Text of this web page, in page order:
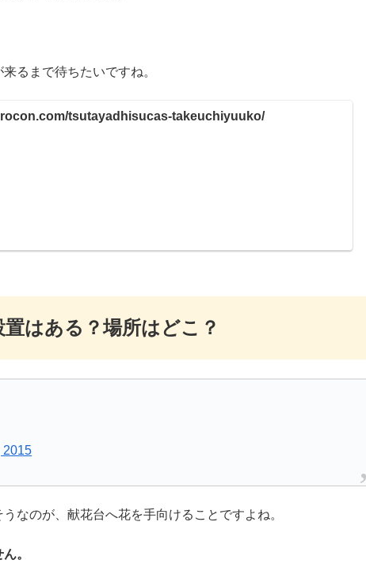
るまで待ちたいですね。
tsutayadhisucas-takeuchiyuuko/
はある？場所はどこ？
2015
なのが、献花台へ花を手向けることですよね。
。